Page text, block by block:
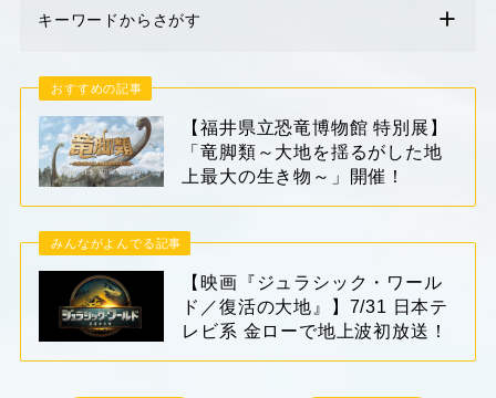
キーワードからさがす
おすすめの記事
【福井県立恐竜博物館 特別展】
「竜脚類～大地を揺るがした地
上最大の生き物～」開催！
みんながよんでる記事
【映画『ジュラシック・ワール
ド／復活の大地』】7/31 日本テ
レビ系 金ローで地上波初放送！